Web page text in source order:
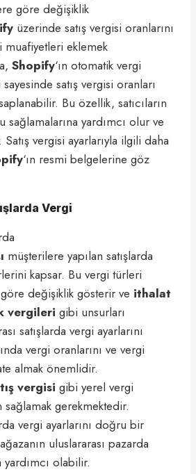
göre değişiklik
üzerinde satış vergisi oranlarını
eklemek
Shopify‘ın otomatik vergi
satış vergisi oranları
Bu özellik, satıcıların
yardımcı olur ve
Satış vergisi ayarlarıyla ilgili daha
‘ın resmi belgelerine göz
Vergi
müşterilere yapılan satışlarda
kapsar. Bu vergi türleri
değişiklik gösterir ve ithalat
vergileri gibi unsurları
satışlarda vergi ayarlarını
vergi oranlarını ve vergi
almak önemlidir.
vergisi gibi yerel vergi
sağlamak gerekmektedir.
vergi ayarlarını doğru bir
uluslararası pazarda
olabilir.